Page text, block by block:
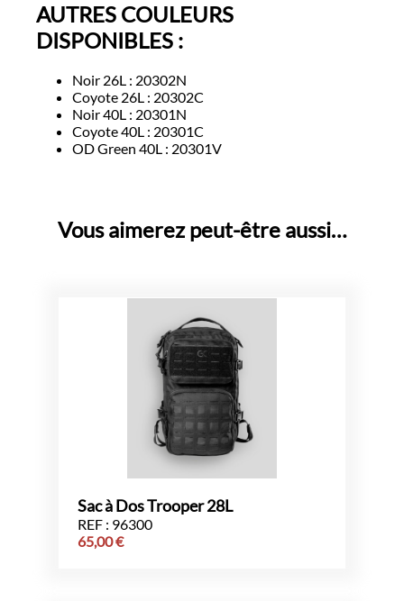
AUTRES COULEURS
DISPONIBLES :
Noir 26L : 20302N
Coyote 26L : 20302C
Noir 40L : 20301N
Coyote 40L : 20301C
OD Green 40L : 20301V
Vous aimerez peut-être aussi…
Sac à Dos Trooper 28L
REF : 96300
65,00€